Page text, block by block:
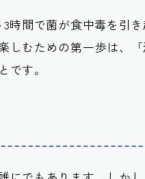
時間で菌が食中毒を引き
しむための第一歩は、
す。